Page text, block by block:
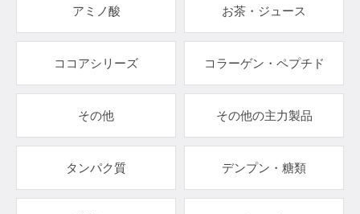
アミノ酸 お茶・ジュース
ココアシリーズ コラーゲン・ペプチド
その他 その他の主力製品
タンパク質 デンプン・糖類